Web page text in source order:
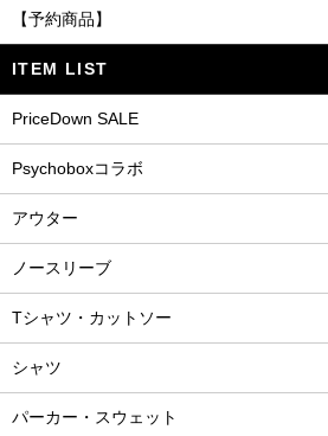
【予約商品】
ITEM LIST
PriceDown SALE
Psychoboxコラボ
アウター
ノースリーブ
Tシャツ・カットソー
シャツ
パーカー・スウェット